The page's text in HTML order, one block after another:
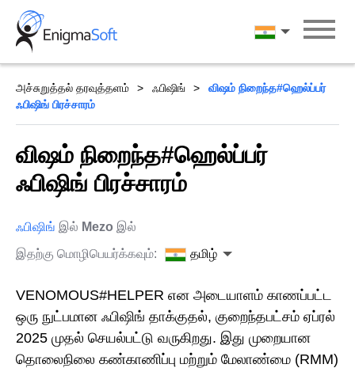
Skip
content
தமிழ்
அச்சுறுத்தல் தரவுத்தளம் ஃபிஷிங்
விஷம் நிறைந்த#ஹெல்ப்பர்
ஃபிஷிங் பிரச்சாரம்
விஷம் நிறைந்த#ஹெல்ப்பர்
ஃபிஷிங் பிரச்சாரம்
ஃபிஷிங் இல் Mezo இல்
இதற்கு மொழிபெயர்க்கவும்:
தமிழ்
VENOMOUS#HELPER என அடையாளம் காணப்பட்ட
ஒரு நுட்பமான ஃபிஷிங் தாக்குதல், குறைந்தபட்சம் ஏப்ரல்
2025 முதல் செயல்பட்டு வருகிறது. இது முறையான
தொலைநிலை கண்காணிப்பு மற்றும் மேலாண்மை (RMM)